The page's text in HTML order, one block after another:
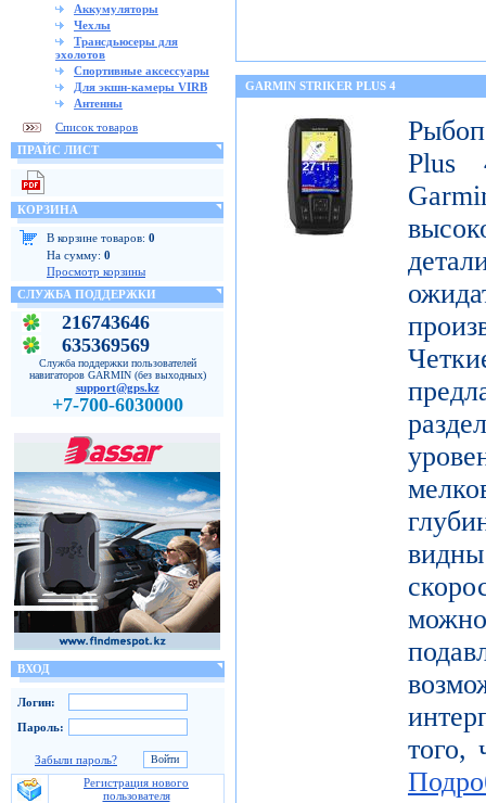
Аккумуляторы
Чехлы
Трансдьюсеры для
эхолотов
Спортивные аксессуары
Для экшн-камеры VIRB
Антенны
Список товаров
ПРАЙС ЛИСТ
КОРЗИНА
В корзине товаров: 0
На сумму: 0
Просмотр корзины
СЛУЖБА ПОДДЕРЖКИ
216743646
635369569
Служба поддержки пользователей
навигаторов GARMIN (без выходных)
support@gps.kz
+7-700-6030000
ВХОД
Логин:
Пароль:
Забыли пароль?
Регистрация нового
пользователя
GARMIN STRIKER PLUS 4
Plus
того,